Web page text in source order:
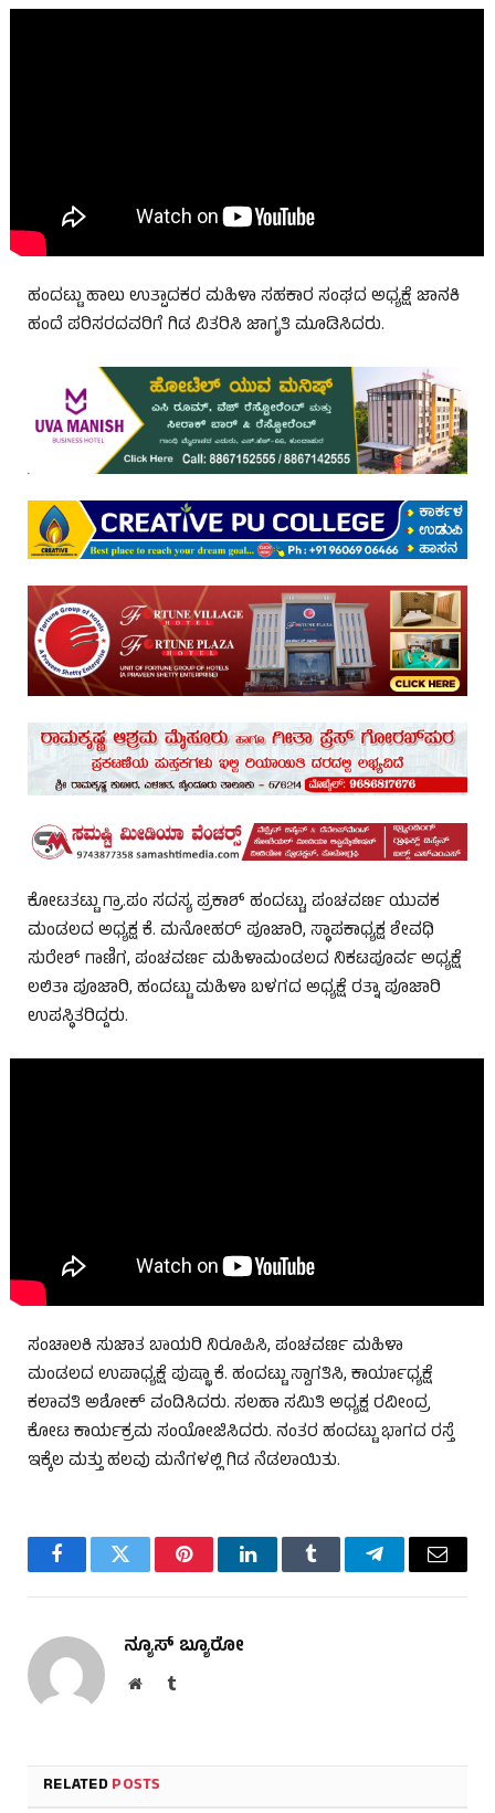
ಹಂದಟ್ಟು ಹಾಲು ಉತ್ಪಾದಕರ ಮಹಿಳಾ ಸಹಕಾರ ಸಂಘದ ಅಧ್ಯಕ್ಷೆ ಜಾನಕಿ
ಹಂದೆ ಪರಿಸರದವರಿಗೆ ಗಿಡ ವಿತರಿಸಿ ಜಾಗೃತಿ ಮೂಡಿಸಿದರು.
ಕೋಟತಟ್ಟು ಗ್ರಾ.ಪಂ ಸದಸ್ಯ ಪ್ರಕಾಶ್ ಹಂದಟ್ಟು, ಪಂಚವರ್ಣ ಯುವಕ
ಮಂಡಲದ ಅಧ್ಯಕ್ಷ ಕೆ. ಮನೋಹರ್ ಪೂಜಾರಿ, ಸ್ಥಾಪಕಾಧ್ಯಕ್ಷ ಶೇವಧಿ
ಸುರೇಶ್ ಗಾಣಿಗ, ಪಂಚವರ್ಣ ಮಹಿಳಾಮಂಡಲದ ನಿಕಟಪೂರ್ವ ಅಧ್ಯಕ್ಷೆ
ಲಲಿತಾ ಪೂಜಾರಿ, ಹಂದಟ್ಟು ಮಹಿಳಾ ಬಳಗದ ಅಧ್ಯಕ್ಷೆ ರತ್ನಾ ಪೂಜಾರಿ
ಉಪಸ್ಥಿತರಿದ್ದರು.
ಸಂಚಾಲಕಿ ಸುಜಾತ ಬಾಯರಿ ನಿರೂಪಿಸಿ, ಪಂಚವರ್ಣ ಮಹಿಳಾ
ಮಂಡಲದ ಉಪಾಧ್ಯಕ್ಷೆ ಪುಷ್ಭಾ ಕೆ. ಹಂದಟ್ಟು ಸ್ವಾಗತಿಸಿ, ಕಾರ್ಯಾಧ್ಯಕ್ಷೆ
ಕಲಾವತಿ ಅಶೋಕ್ ವಂದಿಸಿದರು. ಸಲಹಾ ಸಮಿತಿ ಅಧ್ಯಕ್ಷ ರವೀಂದ್ರ
ಕೋಟ ಕಾರ್ಯಕ್ರಮ ಸಂಯೋಜಿಸಿದರು. ನಂತರ ಹಂದಟ್ಟು ಭಾಗದ ರಸ್ತೆ
ಇಕ್ಕೆಲ ಮತ್ತು ಹಲವು ಮನೆಗಳಲ್ಲಿ ಗಿಡ ನೆಡಲಾಯಿತು.
FacebookTwitter PinterestLinkedInTumblr TelegramEmail
ನ್ಯೂಸ್ ಬ್ಯೂರೋ
WebsiteTumblr
RELATEDPOSTS